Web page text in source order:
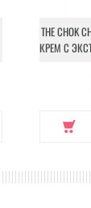
THE CHOK
КРЕМ С